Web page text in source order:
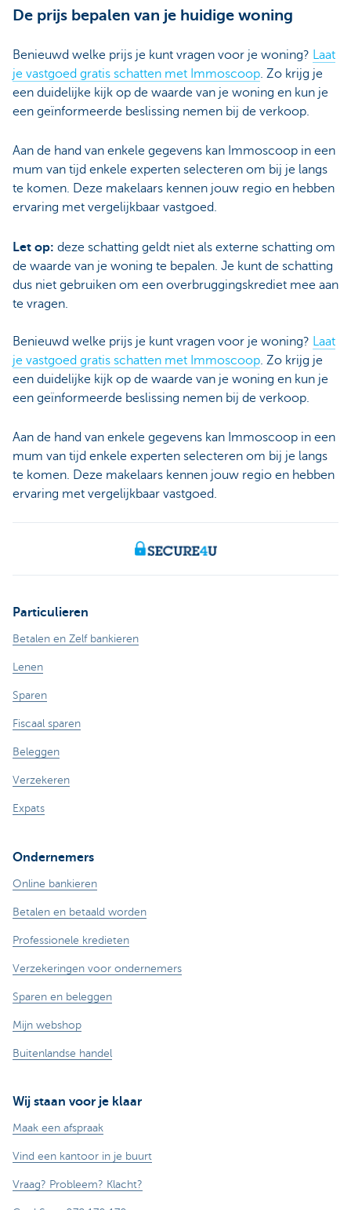
De prijs bepalen van je huidige woning
Benieuwd welke prijs je kunt vragen voor je woning? Laat
je vastgoed gratis schatten met Immoscoop. Zo krijg je
een duidelijke kijk op de waarde van je woning en kun je
een geïnformeerde beslissing nemen bij de verkoop.
Aan de hand van enkele gegevens kan Immoscoop in een
mum van tijd enkele experten selecteren om bij je langs
te komen. Deze makelaars kennen jouw regio en hebben
ervaring met vergelijkbaar vastgoed.
Let op: deze schatting geldt niet als externe schatting om
de waarde van je woning te bepalen. Je kunt de schatting
dus niet gebruiken om een overbruggingskrediet mee aan
te vragen.
Benieuwd welke prijs je kunt vragen voor je woning?
Laat
je vastgoed gratis schatten met Immoscoop . Zo krijg je
een duidelijke kijk op de waarde van je woning en kun je
een geïnformeerde beslissing nemen bij de verkoop.
Aan de hand van enkele gegevens kan Immoscoop in een
mum van tijd enkele experten selecteren om bij je langs
te komen. Deze makelaars kennen jouw regio en hebben
ervaring met vergelijkbaar vastgoed.
Particulieren
Betalen en Zelf bankieren
Lenen
Sparen
Fiscaal sparen
Beleggen
Verzekeren
Expats
Ondernemers
Online bankieren
Betalen en betaald worden
Professionele kredieten
Verzekeringen voor ondernemers
Sparen en beleggen
Mijn webshop
Buitenlandse handel
Wij staan voor je klaar
Maak een afspraak
Vind een kantoor in je buurt
Vraag? Probleem? Klacht?